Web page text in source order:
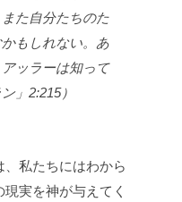
た自分たちのた
もしれない。あ
ッラーは知って
」2:215）
私たちにはわから
実を神が与えてく